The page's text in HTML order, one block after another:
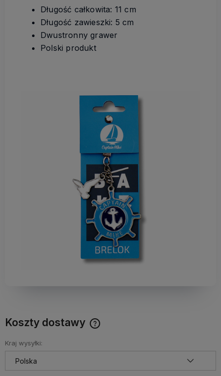
Długość całkowita: 11 cm
Długość zawieszki: 5 cm
Dwustronny grawer
Polski produkt
Koszty dostawy
produkty które nie mieszczą się do Paczkomatu nie
wchodzą w skład promocji. Koszty wysyłki dla przesyłek
pobraniowych mogą być droższe
Kraj wysyłki: